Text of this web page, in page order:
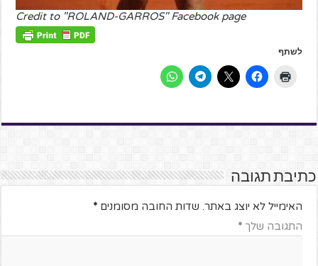
Credit to "ROLAND-GARROS" Facebook page
לשתף
כתיבת תגובה
האימייל לא יוצג באתר. שדות החובה מסומנים*
התגובה שלך*